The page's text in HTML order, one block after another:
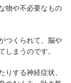
物や不必要なもの
つくられて、脳や
しまうのです。
りする神経症状、